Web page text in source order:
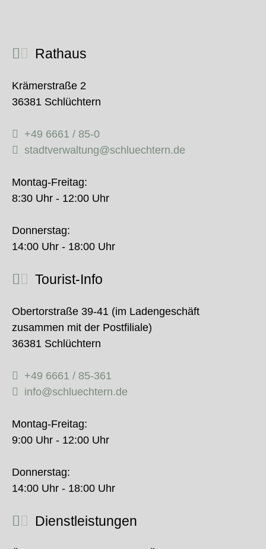
Rathaus
Krämerstraße 2
36381 Schlüchtern
+49 6661 / 85-0
stadtverwaltung@schluechtern.de
Montag-Freitag:
8:30 Uhr - 12:00 Uhr
Donnerstag:
14:00 Uhr - 18:00 Uhr
Tourist-Info
Obertorstraße 39-41 (im Ladengeschäft
zusammen mit der Postfiliale)
36381 Schlüchtern
+49 6661 / 85-361
info@schluechtern.de
Montag-Freitag:
9:00 Uhr - 12:00 Uhr
Donnerstag:
14:00 Uhr - 18:00 Uhr
Dienstleistungen